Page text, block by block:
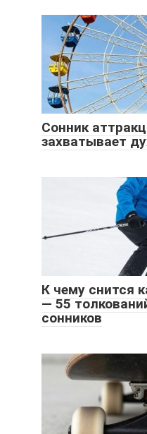
Сонник
захватывает
К чему снится
— 55
сонников